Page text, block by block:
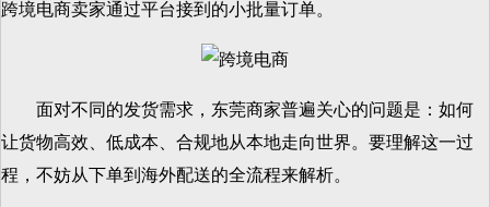
跨境电商卖家通过平台接到的小批量订单。
面对不同的发货需求，东莞商家普遍关心的问题是：如何
让货物高效、低成本、合规地从本地走向世界。要理解这一过
程，不妨从下单到海外配送的全流程来解析。